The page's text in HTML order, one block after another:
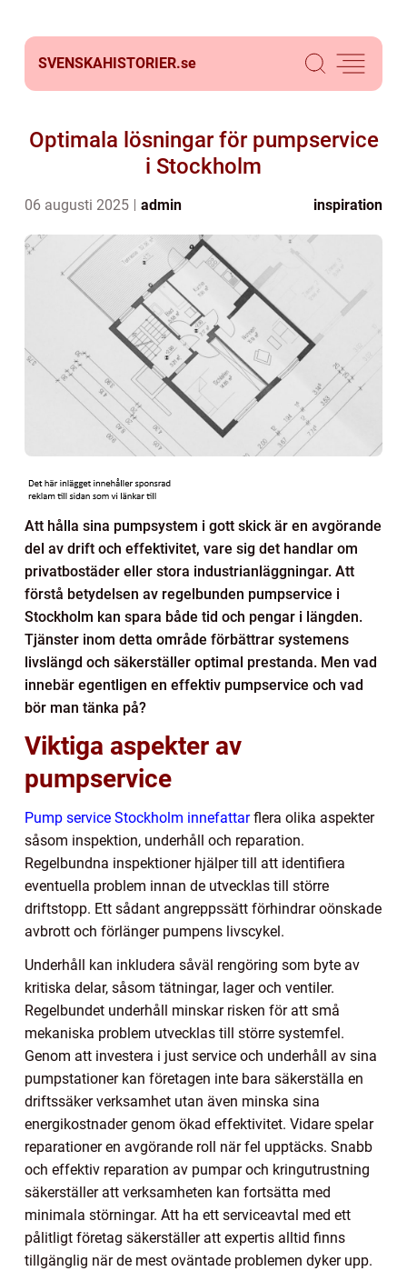
SVENSKAHISTORIER.se
Optimala lösningar för pumpservice
i Stockholm
06 augusti 2025 admin inspiration
Att hålla sina pumpsystem i gott skick är en avgörande
del av drift och effektivitet, vare sig det handlar om
privatbostäder eller stora industrianläggningar. Att
förstå betydelsen av regelbunden pumpservice i
Stockholm kan spara både tid och pengar i längden.
Tjänster inom detta område förbättrar systemens
livslängd och säkerställer optimal prestanda. Men vad
innebär egentligen en effektiv pumpservice och vad
bör man tänka på?
Viktiga aspekter av
pumpservice
Pump service Stockholm innefattarflera olika aspekter
såsom inspektion, underhåll och reparation.
Regelbundna inspektioner hjälper till att identifiera
eventuella problem innan de utvecklas till större
driftstopp. Ett sådant angreppssätt förhindrar oönskade
avbrott och förlänger pumpens livscykel.
Underhåll kan inkludera såväl rengöring som byte av
kritiska delar, såsom tätningar, lager och ventiler.
Regelbundet underhåll minskar risken för att små
mekaniska problem utvecklas till större systemfel.
Genom att investera i just service och underhåll av sina
pumpstationer kan företagen inte bara säkerställa en
driftssäker verksamhet utan även minska sina
energikostnader genom ökad effektivitet. Vidare spelar
reparationer en avgörande roll när fel upptäcks. Snabb
och effektiv reparation av pumpar och kringutrustning
säkerställer att verksamheten kan fortsätta med
minimala störningar. Att ha ett serviceavtal med ett
pålitligt företag säkerställer att expertis alltid finns
tillgänglig när de mest oväntade problemen dyker upp.